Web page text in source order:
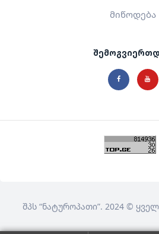
მიწოდება
შპს “ნატუროპათი”. 2024 ©